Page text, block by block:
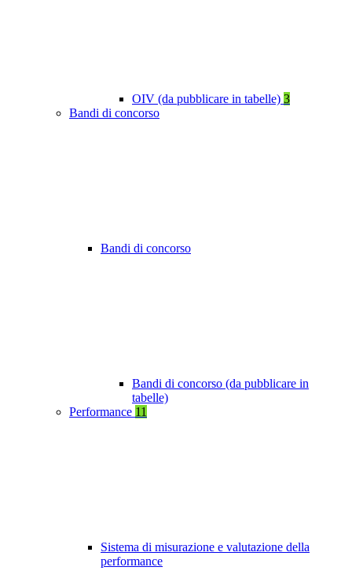
OIV (da pubblicare in tabelle) 3
Bandi di concorso
Bandi di concorso
Bandi di concorso (da pubblicare in
tabelle)
Performance 11
Sistema di misurazione e valutazione della
performance